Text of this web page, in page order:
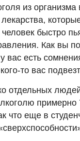
из
быстро
Как вы
вас есть
то вас
отдельных
еще в